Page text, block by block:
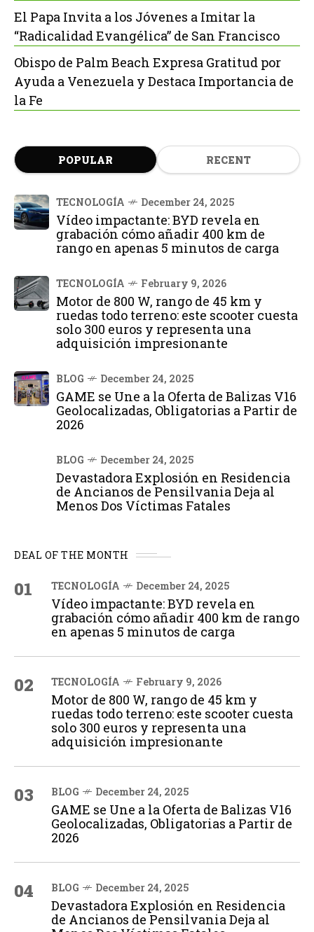
El Papa Invita a los Jóvenes a Imitar la
“Radicalidad Evangélica” de San Francisco
Obispo de Palm Beach Expresa Gratitud por
Ayuda a Venezuela y Destaca Importancia de
la Fe
POPULAR RECENT
TECNOLOGÍA December 24, 2025
Vídeo impactante: BYD revela en
grabación cómo añadir 400 km de
rango en apenas 5 minutos de carga
TECNOLOGÍA February 9, 2026
Motor de 800 W, rango de 45 km y
ruedas todo terreno: este scooter cuesta
solo 300 euros y representa una
adquisición impresionante
BLOG December 24, 2025
GAME se Une a la Oferta de Balizas V16
Geolocalizadas, Obligatorias a Partir de
2026
BLOG December 24, 2025
Devastadora Explosión en Residencia
de Ancianos de Pensilvania Deja al
Menos Dos Víctimas Fatales
DEAL OF THE MONTH
01 TECNOLOGÍA December 24, 2025
Vídeo impactante: BYD revela en
grabación cómo añadir 400 km de rango
en apenas 5 minutos de carga
02 TECNOLOGÍA February 9, 2026
Motor de 800 W, rango de 45 km y
ruedas todo terreno: este scooter cuesta
solo 300 euros y representa una
adquisición impresionante
03 BLOG December 24, 2025
GAME se Une a la Oferta de Balizas V16
Geolocalizadas, Obligatorias a Partir de
2026
04 BLOG December 24, 2025
Devastadora Explosión en Residencia
de Ancianos de Pensilvania Deja al